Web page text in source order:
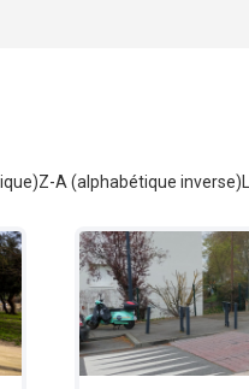
Z-A (alphabétique inverse)